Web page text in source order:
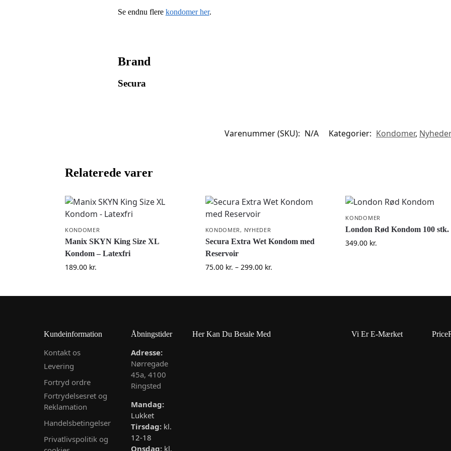
Se endnu flere kondomer her.
Brand
Secura
Varenummer (SKU): N/A Kategorier: Kondomer,
Relaterede varer
KONDOMER
Manix SKYN King Size XL
Kondom – Latexfri
189.00 kr.
KONDOMER, NYHEDER
Secura Extra Wet Kondom med
Reservoir
75.00 kr. – 299.00 kr.
KONDOMER
London Rød Kondom 100 stk.
349.00 kr.
Kundeinformation
Kontakt os
Levering
Fortryd ordre
Fortrydelsesret og
Reklamation
Handelsbetingelser
Privatlivspolitik og
Åbningstider
Adresse:
Nørregade
45a, 4100
Ringsted
Mandag:
Lukket
Tirsdag: kl.
12-18
Onsdag: kl.
Her Kan Du Betale Med Vi Er E-Mærket